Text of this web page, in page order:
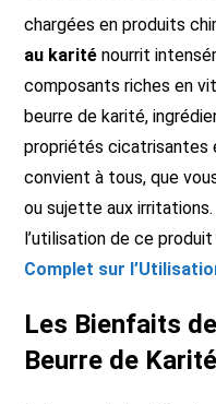
chargées en produits
au karité nourrit
composants riches en
beurre de karité,
propriétés cicatrisantes
convient à tous, que
ou sujette aux
l’utilisation de ce
Complet sur
Les Bienfaits
Beurre de